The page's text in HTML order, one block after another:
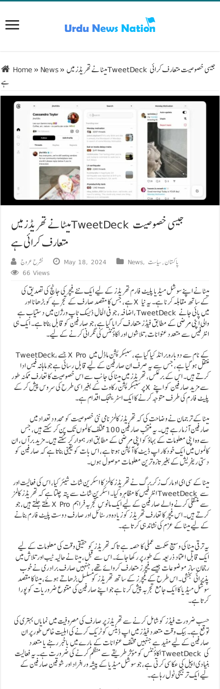
Home » News» میٹا نے تھریڈز میں TweetDeck جیسی خصوصیت متعارف کرائی
ہے
میٹا نے تھریڈز میں TweetDeck جیسی خصوصیت
متعارف کرائی ہے
نشرح عروج May 18, 2024 News, پاکستان,سیاست
66 Views
میٹا نے اپنے سوشل میڈیا پلیٹ فارم تھریڈز کے لیے ایک نئے فیچر کی جانچ کی تصدیق کی
ہے، جس کا مقصد صارف کے تجربے کو بڑھانا اور X کے ساتھ مقابلہ کرنا ہے۔ یہ نیا
اضافہ، جو فی الحال ڈیسک ٹاپ ورژن میں دستیاب ہے، TweetDeck میں پائی جانے
والی اپنی مرضی کے مطابق فیڈز متعارف کرایا گیا ہے، جو صارفین کو قابل بناتا ہے۔ ایک ہی
انٹرفیس سے متعدد عنوانات، تلاشوں اور اکاؤنٹس کی نگرانی کرنے کے لیے۔
TweetDeck، جسے X Pro کے نام سے دوبارہ برانڈ کیا گیا ہے، سبسکرپشن ماڈل میں
منتقل ہو گیا ہے، جس سے یہ صرف ان صارفین کے لیے قابل رسائی ہے جو ماہانہ فیس ادا
کرتے ہیں۔ اس کے برعکس، تھریڈز میں میٹا کی جانب سے اس خصوصیت کا تعارف ممکنہ طور
پر سبسکرپشن رکاوٹ کے بغیر اسی طرح کی سروس پیش کر کے X سے مزید صارفین کو اپنے
پلیٹ فارم کی طرف متوجہ کرنے کا ایک اسٹریٹجک اقدام ہے۔
میٹا کے ترجمان نے وضاحت کی کہ تھریڈز کالمز نامی نئی خصوصیت کو محدود تعداد میں
صارفین آزما رہے ہیں۔ یہ منتخب صارفین 100 مختلف کالموں تک پن کر سکتے ہیں، جس
سے وہ اپنی معلومات کے بہاؤ کو اپنی مرضی کے مطابق اور ہموار کر سکتے ہیں۔ مزید برآں، ان
کالموں میں ایک خودکار اپ ڈیٹ کا آپشن ہوتا ہے، اس بات کو یقینی بناتا ہے کہ صارفین کو
دستی ریفریش کے بغیر تازہ ترین معلومات موصول ہوں۔
میٹا کے سی ای او مارک زکربرگ نے تھریڈز کالمز کا اسکرین شاٹ شیئر کیا، اس کی فعالیت اور
انٹرفیس کا مظاہرہ کیا۔ اسکرین شاٹ سے پتہ چلتا ہے کہ تھریڈز کالمز TweetDeck سے
ملتے جلتے ہیں، جو X Pro سے منتقلی کرنے والے صارفین کے لیے ایک مانوس تجربہ فراہم
کرتے ہیں۔ اس فیچر کا تعارف تھریڈز کو زیادہ ورسٹائل اور صارف دوست پلیٹ فارم بنانے
کے لیے میٹا کے عزم کی نشاندہی کرتا ہے۔
یہ ترقی میٹا کی وسیع حکمت عملی کا حصہ ہے تاکہ تھریڈز کو حقیقی وقت کی معلومات کے لیے
ایک قابل اعتماد ذریعہ کے طور پر رکھا جائے۔ اس سے قبل، میٹا نے حالیہ ٹیب اور تلاش میں
رجحان ساز موضوعات جیسے فیچرز متعارف کروائے تھے، جنہیں صارف برادری نے خوب
پذیرائی بخشی۔ اس طرح کے فیچرز کے ساتھ تھریڈز کو مسلسل بڑھاتے ہوئے، میٹا کا مقصد
سوشل میڈیا کا ایک جامع تجربہ پیش کرنا ہے جو اپنے صارفین کی متنوع ضروریات کو پورا
کرتا ہے۔
حسب ضرورت فیڈز کو شامل کرنے سے تھریڈز پر صارف کی مصروفیت میں نمایاں بہتری کی
توقع ہے۔ بیک وقت متعدد فیڈز میں اپ ڈیٹس کو ٹریک کرنے کی اہلیت خاص طور پر ان
صارفین کے لیے مفید ہے جنہیں مختلف عنوانات کے بارے میں باخبر رہنے یا متعدد
اکاؤنٹس کو مؤثر طریقے سے منظم کرنے کی ضرورت ہے۔ یہ فعالیت TweetDeck کی
بنیادی اپیل کی عکاسی کرتی ہے، جو سوشل میڈیا کے پیشہ ور افراد اور شوقین صارفین کے
لیے ایک ترجیحی ٹول رہا ہے۔